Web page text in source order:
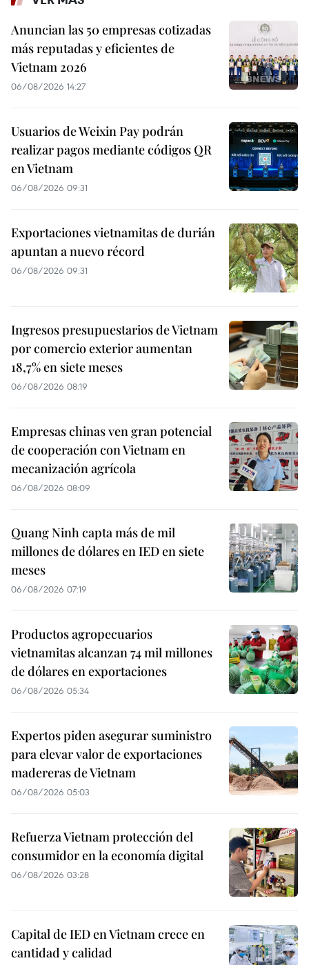
Anuncian las 50 empresas cotizadas
más reputadas y eficientes de
Vietnam 2026
06/08/2026 14:27
Usuarios de Weixin Pay podrán
realizar pagos mediante códigos QR
en Vietnam
06/08/2026 09:31
Exportaciones vietnamitas de durián
apuntan a nuevo récord
06/08/2026 09:31
Ingresos presupuestarios de Vietnam
por comercio exterior aumentan
18,7% en siete meses
06/08/2026 08:19
Empresas chinas ven gran potencial
de cooperación con Vietnam en
mecanización agrícola
06/08/2026 08:09
Quang Ninh capta más de mil
millones de dólares en IED en siete
meses
06/08/2026 07:19
Productos agropecuarios
vietnamitas alcanzan 74 mil millones
de dólares en exportaciones
06/08/2026 05:34
Expertos piden asegurar suministro
para elevar valor de exportaciones
madereras de Vietnam
06/08/2026 05:03
Refuerza Vietnam protección del
consumidor en la economía digital
06/08/2026 03:28
Capital de IED en Vietnam crece en
cantidad y calidad